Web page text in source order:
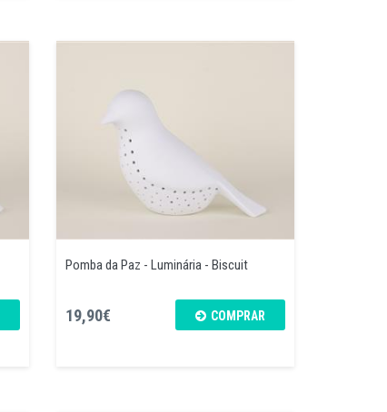
Pomba da Paz - Luminária - Biscuit
19,90€ COMPRAR